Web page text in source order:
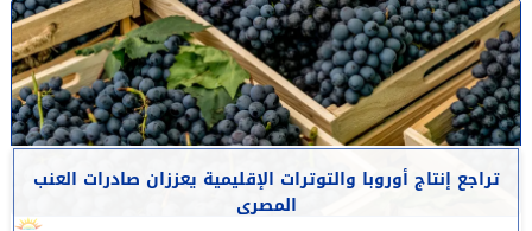
تراجع إنتاج أوروبا والتوترات الإقليمية يعززان صادرات العنب
المصرى